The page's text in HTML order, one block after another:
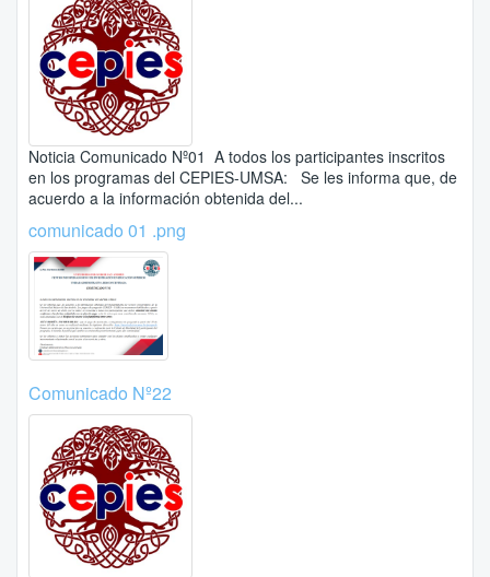
Noticia Comunicado Nº01 A todos los participantes inscritos
en los programas del CEPIES-UMSA: Se les informa que, de
acuerdo a la información obtenida del...
comunicado 01 .png
Comunicado Nº22